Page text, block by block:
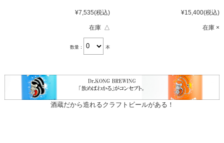
¥7,535(税込)
在庫 △
数量： 本
¥15,400(税込)
在庫 ×
酒蔵だから造れるクラフトビールがある！